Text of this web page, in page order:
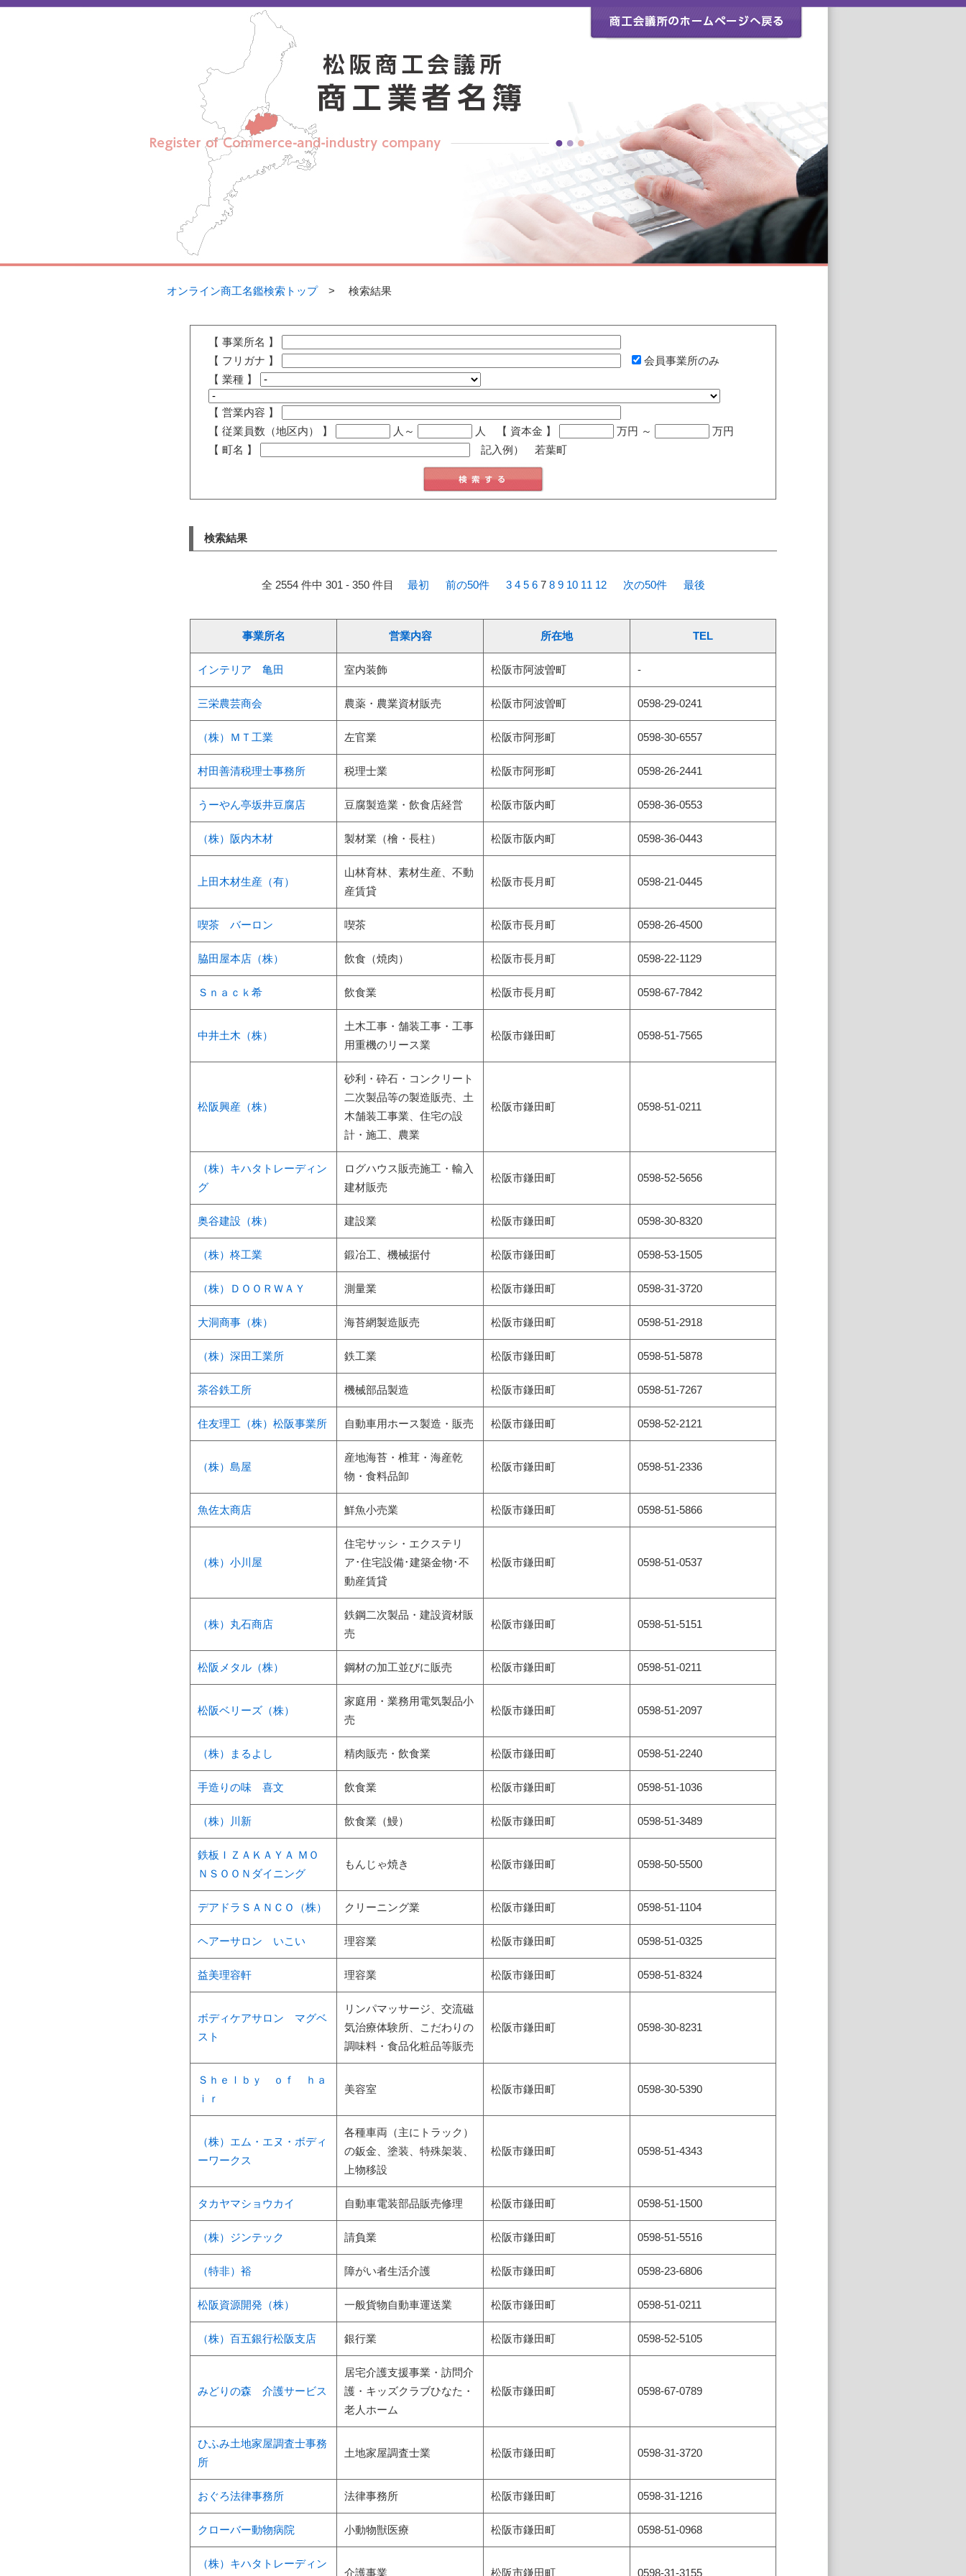
松阪商工会議所 オンライン商工名鑑】
オンライン商工名鑑検索トップ> 検索結果
【 事業所名 】
【 フリガナ 】
会員事業所のみ
【 業種 】
【 営業内容 】
【 従業員数（地区内） 】
人～ 人 【 資本金 】 万円 ～
万円
【 町名 】
記入例） 若葉町
検索結果
全 2554 件中 301 - 350 件目 最初 前の50件 3 4 5 67 8 9 10 11 12 次の50件 最後
事業所名 営業内容 所在地 TEL
インテリア 亀田 室内装飾 松阪市阿波曽町 -
三栄農芸商会 農薬・農業資材販売 松阪市阿波曽町 0598-29-0241
（株）ＭＴ工業 左官業 松阪市阿形町 0598-30-6557
村田善清税理士事務所 税理士業 松阪市阿形町 0598-26-2441
うーやん亭坂井豆腐店 豆腐製造業・飲食店経営 松阪市阪内町 0598-36-0553
（株）阪内木材 製材業（檜・長柱） 松阪市阪内町 0598-36-0443
上田木材生産（有）
山林育林、素材生産、不動
産賃貸
松阪市長月町 0598-21-0445
喫茶 バーロン 喫茶 松阪市長月町 0598-26-4500
脇田屋本店（株） 飲食（焼肉） 松阪市長月町 0598-22-1129
Ｓｎａｃｋ希 飲食業 松阪市長月町 0598-67-7842
中井土木（株）
土木工事・舗装工事・工事
用重機のリース業
松阪市鎌田町 0598-51-7565
松阪興産（株）
砂利・砕石・コンクリート
二次製品等の製造販売、土
木舗装工事業、住宅の設
計・施工、農業
松阪市鎌田町 0598-51-0211
（株）キハタトレーディン
グ
ログハウス販売施工・輸入
建材販売
松阪市鎌田町 0598-52-5656
奥谷建設（株） 建設業 松阪市鎌田町 0598-30-8320
（株）柊工業 鍛冶工、機械据付 松阪市鎌田町 0598-53-1505
（株）ＤＯＯＲＷＡＹ 測量業 松阪市鎌田町 0598-31-3720
大洞商事（株） 海苔網製造販売 松阪市鎌田町 0598-51-2918
（株）深田工業所 鉄工業 松阪市鎌田町 0598-51-5878
茶谷鉄工所 機械部品製造 松阪市鎌田町 0598-51-7267
住友理工（株）松阪事業所 自動車用ホース製造・販売 松阪市鎌田町 0598-52-2121
（株）島屋
産地海苔・椎茸・海産乾
物・食料品卸
松阪市鎌田町 0598-51-2336
魚佐太商店 鮮魚小売業 松阪市鎌田町 0598-51-5866
（株）小川屋
住宅サッシ・エクステリ
ア･住宅設備･建築金物･不
動産賃貸
松阪市鎌田町 0598-51-0537
（株）丸石商店
鉄鋼二次製品・建設資材販
売
松阪市鎌田町 0598-51-5151
松阪メタル（株） 鋼材の加工並びに販売 松阪市鎌田町 0598-51-0211
松阪ベリーズ（株）
家庭用・業務用電気製品小
売
松阪市鎌田町 0598-51-2097
（株）まるよし 精肉販売・飲食業 松阪市鎌田町 0598-51-2240
手造りの味 喜文 飲食業 松阪市鎌田町 0598-51-1036
（株）川新 飲食業（鰻） 松阪市鎌田町 0598-51-3489
鉄板ＩＺＡＫＡＹＡ ＭＯ
ＮＳＯＯＮダイニング
もんじゃ焼き 松阪市鎌田町 0598-50-5500
デアドラＳＡＮＣＯ（株） クリーニング業 松阪市鎌田町 0598-51-1104
ヘアーサロン いこい 理容業 松阪市鎌田町 0598-51-0325
益美理容軒 理容業 松阪市鎌田町 0598-51-8324
ボディケアサロン マグベ
スト
リンパマッサージ、交流磁
気治療体験所、こだわりの
調味料・食品化粧品等販売
松阪市鎌田町 0598-30-8231
Ｓｈｅｌｂｙ ｏｆ ｈａ
ｉｒ
美容室 松阪市鎌田町 0598-30-5390
（株）エム・エヌ・ボディ
ーワークス
各種車両（主にトラック）
の鈑金、塗装、特殊架装、
上物移設
松阪市鎌田町 0598-51-4343
タカヤマショウカイ 自動車電装部品販売修理 松阪市鎌田町 0598-51-1500
（株）ジンテック 請負業 松阪市鎌田町 0598-51-5516
（特非）裕 障がい者生活介護 松阪市鎌田町 0598-23-6806
松阪資源開発（株） 一般貨物自動車運送業 松阪市鎌田町 0598-51-0211
（株）百五銀行松阪支店 銀行業 松阪市鎌田町 0598-52-5105
みどりの森 介護サービス
居宅介護支援事業・訪問介
護・キッズクラブひなた・
老人ホーム
松阪市鎌田町 0598-67-0789
ひふみ土地家屋調査士事務
所
土地家屋調査士業 松阪市鎌田町 0598-31-3720
おぐろ法律事務所 法律事務所 松阪市鎌田町 0598-31-1216
クローバー動物病院 小動物獣医療 松阪市鎌田町 0598-51-0968
（株）キハタトレーディン
介護事業
松阪市鎌田町 0598-31-3155